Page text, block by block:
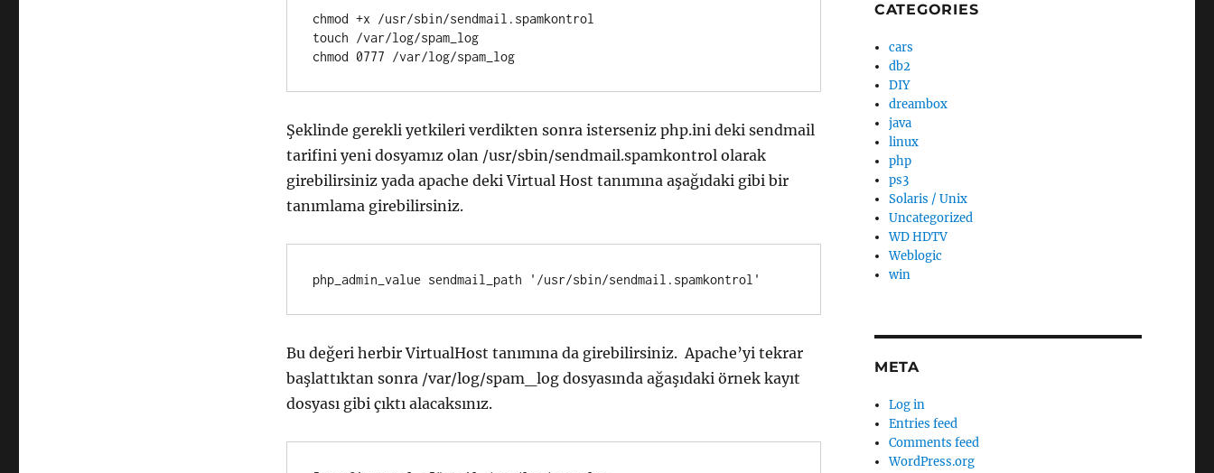
chmod +x /usr/sbin/sendmail.spamkontrol
touch /var/log/spam_log
chmod 0777 /var/log/spam_log
Şeklinde gerekli yetkileri verdikten sonra isterseniz php.ini deki sendmail
tarifini yeni dosyamız olan /usr/sbin/sendmail.spamkontrol olarak
girebilirsiniz yada apache deki Virtual Host tanımına aşağıdaki gibi bir
tanımlama girebilirsiniz.
Bu değeri herbir VirtualHost tanımına da girebilirsiniz. Apache’yi tekrar
başlattıktan sonra /var/log/spam_log dosyasında ağaşıdaki örnek kayıt
dosyası gibi çıktı alacaksınız.
CATEGORIES
cars
db2
DIY
dreambox
java
linux
php
ps3
Solaris / Unix
Uncategorized
WD HDTV
Weblogic
win
META
Log in
Entries feed
Comments feed
WordPress.org